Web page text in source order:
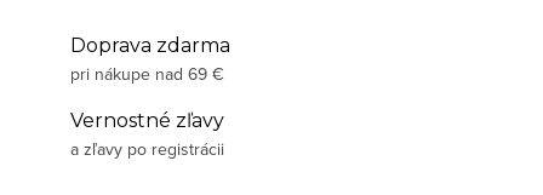
Doprava zdarma
pri nákupe nad 69 €
Vernostné zľavy
a zľavy po registrácii